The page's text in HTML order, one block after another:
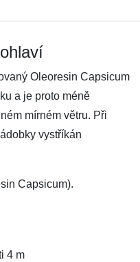
Oleoresin Capsicum
a je proto méně
mírném větru. Při
vystříkán
Capsicum).
4 m